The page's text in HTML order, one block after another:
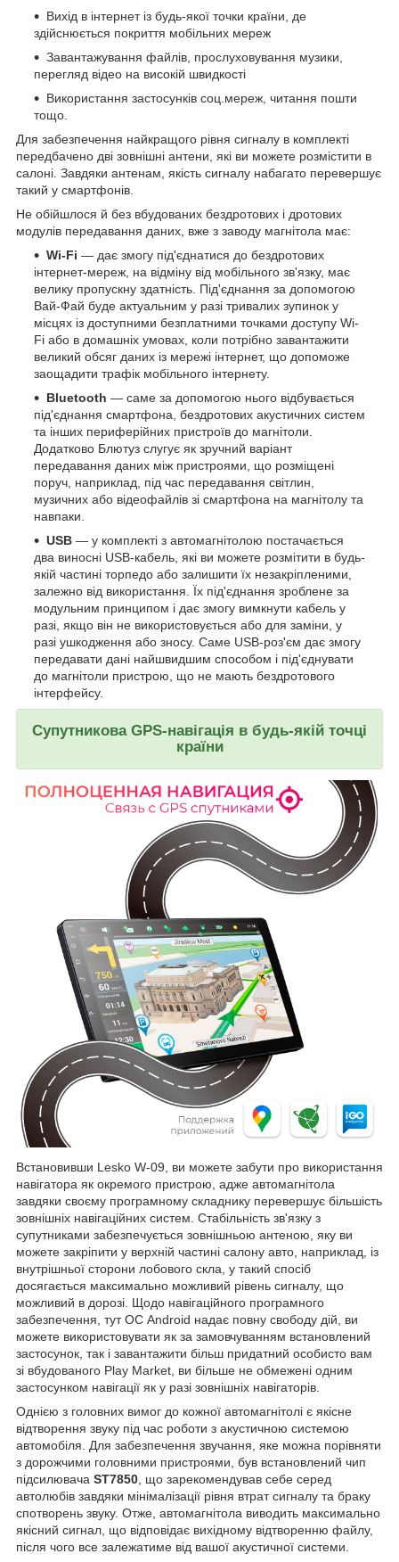
Вихід в інтернет із будь-якої точки країни, де
здійснюється покриття мобільних мереж
Завантажування файлів, прослуховування музики,
перегляд відео на високій швидкості
Використання застосунків соц.мереж, читання пошти
тощо.
Для забезпечення найкращого рівня сигналу в комплекті
передбачено дві зовнішні антени, які ви можете розмістити в
салоні. Завдяки антенам, якість сигналу набагато перевершує
такий у смартфонів.
Не обійшлося й без вбудованих бездротових і дротових
модулів передавання даних, вже з заводу магнітола має:
Wi-Fi — дає змогу під'єднатися до бездротових
інтернет-мереж, на відміну від мобільного зв'язку, має
велику пропускну здатність. Під'єднання за допомогою
Вай-Фай буде актуальним у разі тривалих зупинок у
місцях із доступними безплатними точками доступу Wi-
Fi або в домашніх умовах, коли потрібно завантажити
великий обсяг даних із мережі інтернет, що допоможе
заощадити трафік мобільного інтернету.
Bluetooth — саме за допомогою нього відбувається
під'єднання смартфона, бездротових акустичних систем
та інших периферійних пристроїв до магнітоли.
Додатково Блютуз слугує як зручний варіант
передавання даних між пристроями, що розміщені
поруч, наприклад, під час передавання світлин,
музичних або відеофайлів зі смартфона на магнітолу та
навпаки.
USB — у комплекті з автомагнітолою постачається
два виносні USB-кабель, які ви можете розмітити в будь-
якій частині торпедо або залишити їх незакріпленими,
залежно від використання. Їх під'єднання зроблене за
модульним принципом і дає змогу вимкнути кабель у
разі, якщо він не використовується або для заміни, у
разі ушкодження або зносу. Саме USB-роз'єм дає змогу
передавати дані найшвидшим способом і під'єднувати
до магнітоли пристрою, що не мають бездротового
інтерфейсу.
Супутникова GPS-навігація в будь-якій точці
країни
Встановивши Lesko W-09, ви можете забути про використання
навігатора як окремого пристрою, адже автомагнітола
завдяки своєму програмному складнику перевершує більшість
зовнішніх навігаційних систем. Стабільність зв'язку з
супутниками забезпечується зовнішньою антеною, яку ви
можете закріпити у верхній частині салону авто, наприклад, із
внутрішньої сторони лобового скла, у такий спосіб
досягається максимально можливий рівень сигналу, що
можливий в дорозі. Щодо навігаційного програмного
забезпечення, тут ОС Android надає повну свободу дій, ви
можете використовувати як за замовчуванням встановлений
застосунок, так і завантажити більш придатний особисто вам
зі вбудованого Play Market, ви більше не обмежені одним
застосунком навігації як у разі зовнішніх навігаторів.
Однією з головних вимог до кожної автомагнітолі є якісне
відтворення звуку під час роботи з акустичною системою
автомобіля. Для забезпечення звучання, яке можна порівняти
з дорожчими головними пристроями, був встановлений чип
підсилювача ST7850 , що зарекомендував себе серед
автолюбів завдяки мінімалізації рівня втрат сигналу та браку
спотворень звуку. Отже, автомагнітола виводить максимально
якісний сигнал, що відповідає вихідному відтворенню файлу,
після чого все залежатиме від вашої акустичної системи.